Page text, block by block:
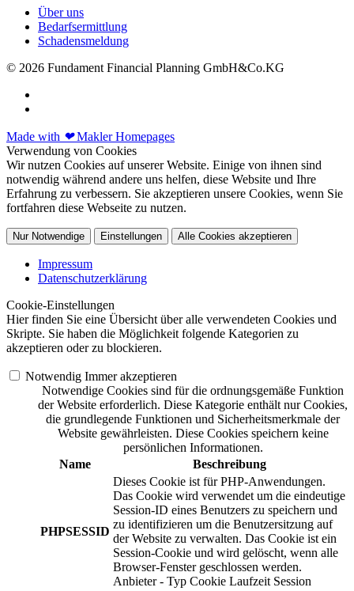
Über uns
Bedarfsermittlung
Schadensmeldung
© 2026 Fundament Financial Planning GmbH&Co.KG
Made with ❤Makler Homepages
Verwendung von Cookies
Wir nutzen Cookies auf unserer Website. Einige von ihnen sind
notwendig während andere uns helfen, diese Website und Ihre
Erfahrung zu verbessern. Sie akzeptieren unsere Cookies, wenn Sie
fortfahren diese Webseite zu nutzen.
Nur Notwendige Einstellungen Alle Cookies akzeptieren
Impressum
Datenschutzerklärung
Cookie-Einstellungen
Hier finden Sie eine Übersicht über alle verwendeten Cookies und
Skripte. Sie haben die Möglichkeit folgende Kategorien zu
akzeptieren oder zu blockieren.
Notwendig Immer akzeptieren
Notwendige Cookies sind für die ordnungsgemäße Funktion
der Website erforderlich. Diese Kategorie enthält nur Cookies,
die grundlegende Funktionen und Sicherheitsmerkmale der
Website gewährleisten. Diese Cookies speichern keine
persönlichen Informationen.
Name
Beschreibung
PHPSESSID
Dieses Cookie ist für PHP-Anwendungen.
Das Cookie wird verwendet um die eindeutige
Session-ID eines Benutzers zu speichern und
zu identifizieren um die Benutzersitzung auf
der Website zu verwalten. Das Cookie ist ein
Session-Cookie und wird gelöscht, wenn alle
Browser-Fenster geschlossen werden.
Anbieter - Typ Cookie Laufzeit Session